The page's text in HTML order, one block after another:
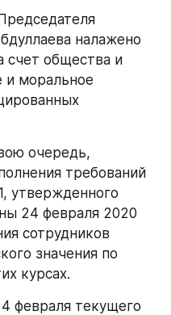
налажено
счет общества и
и моральное
очередь,
требований
утвержденного
24 февраля 2020
сотрудников
значения по
курсах.
февраля текущего